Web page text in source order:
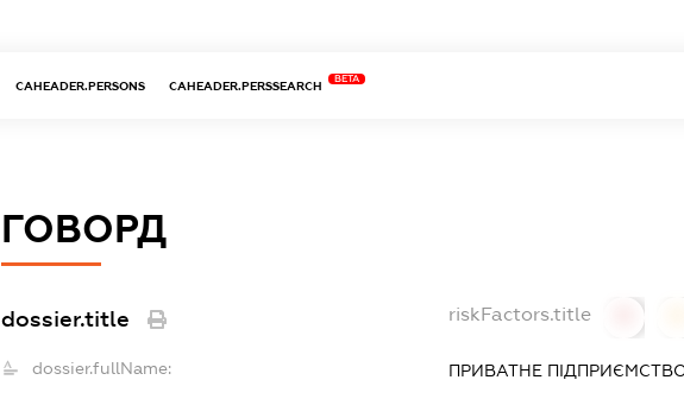
CAHEADER.PERSONS CAHEADER.PERSSEARCH
BETA
ГОВОРД
dossier.title riskFactors.title
dossier.fullName: ПРИВАТНЕ